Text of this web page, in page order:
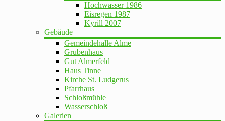
Hochwasser 1986
Eisregen 1987
Kyrill 2007
Gebäude
Gemeindehalle Alme
Grubenhaus
Gut Almerfeld
Haus Tinne
Kirche St. Ludgerus
Pfarrhaus
Schloßmühle
Wasserschloß
Galerien